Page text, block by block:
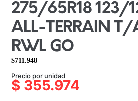
275/65R18 123/
ALL-TERRAIN T/
RWL GO
$711.948
precio
original
precio
actual
Precio por unidad
$ 355.974